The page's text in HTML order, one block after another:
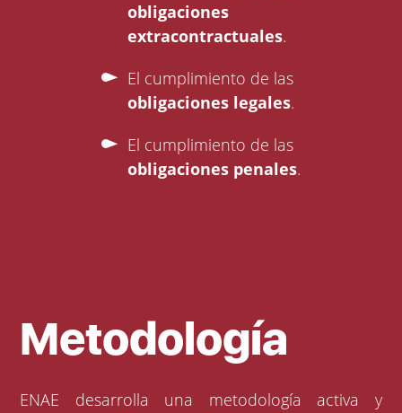
obligaciones
extracontractuales.
El cumplimiento de las
obligaciones legales.
El cumplimiento de las
obligaciones penales.
Metodología
ENAE desarrolla una metodología activa y